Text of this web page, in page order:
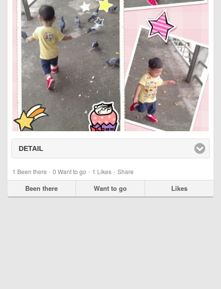
DETAIL
1 Been there · 0 Want to go · 1 Likes · Share
Been there Want to go Likes